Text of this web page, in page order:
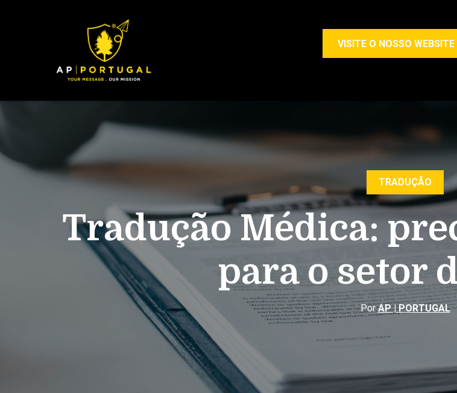
VISITE O NOSSO WEBSITE
TRADUÇÃO
Tradução Médica:
para o setor
PorAP | PORTUGAL